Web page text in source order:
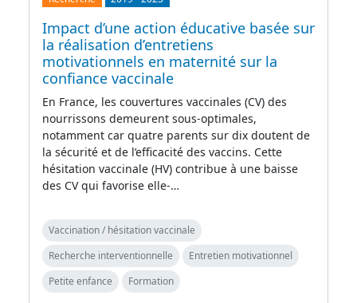
Impact d’une action éducative basée sur
la réalisation d’entretiens
motivationnels en maternité sur la
confiance vaccinale
En France, les couvertures vaccinales (CV) des
nourrissons demeurent sous-optimales,
notamment car quatre parents sur dix doutent de
la sécurité et de l’efficacité des vaccins. Cette
hésitation vaccinale (HV) contribue à une baisse
des CV qui favorise elle-…
Vaccination / hésitation vaccinale
Recherche interventionnelle
Entretien motivationnel
Petite enfance
Formation